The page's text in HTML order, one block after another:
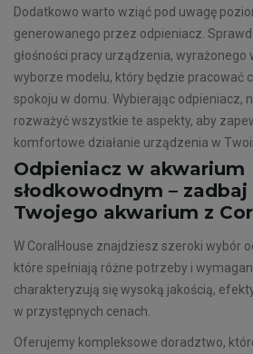
Dodatkowo warto wziąć pod uwagę
generowanego przez odpieniacz.
głośności pracy urządzenia, wyrażonego
wyborze modelu, który będzie pracować
spokoju w domu. Wybierając odpieniacz,
rozważyć wszystkie te aspekty, aby
komfortowe działanie urządzenia w
Odpieniacz w akwarium
słodkowodnym –
Twojego akwarium z
W CoralHouse znajdziesz szeroki wybór
które spełniają różne potrzeby i
charakteryzują się wysoką jakością,
w przystępnych cenach.
Oferujemy kompleksowe doradztwo,